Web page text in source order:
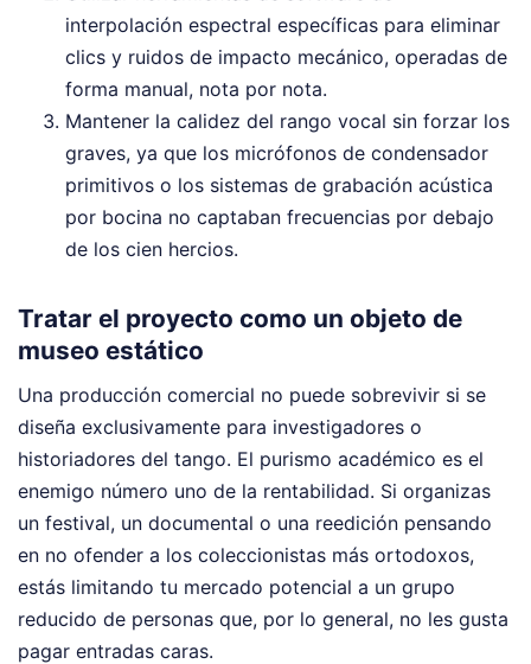
interpolación espectral específicas para eliminar
clics y ruidos de impacto mecánico, operadas de
forma manual, nota por nota.
Mantener la calidez del rango vocal sin forzar los
graves, ya que los micrófonos de condensador
primitivos o los sistemas de grabación acústica
por bocina no captaban frecuencias por debajo
de los cien hercios.
Tratar el proyecto como un objeto de
museo estático
Una producción comercial no puede sobrevivir si se
diseña exclusivamente para investigadores o
historiadores del tango. El purismo académico es el
enemigo número uno de la rentabilidad. Si organizas
un festival, un documental o una reedición pensando
en no ofender a los coleccionistas más ortodoxos,
estás limitando tu mercado potencial a un grupo
reducido de personas que, por lo general, no les gusta
pagar entradas caras.